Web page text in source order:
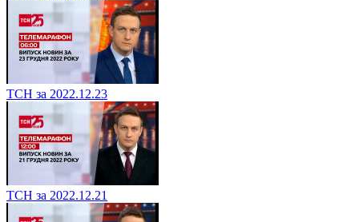
ТСН за 2022.12.23
ТСН за 2022.12.21